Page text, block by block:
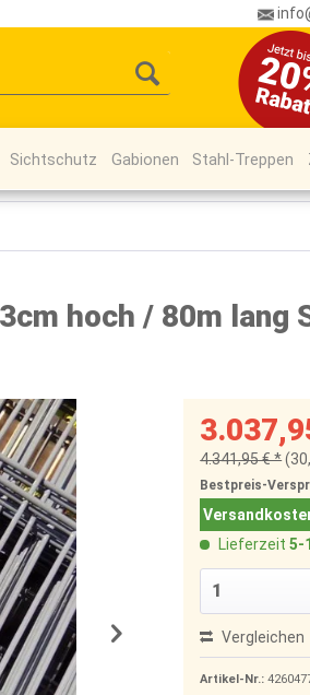
Sichtschutz Gabionen Stahl-Treppen
hoch / 80m lang
4.341,95 € *
Bestpreis-
Lieferzeit5-
Vergleichen
Artikel-Nr.: